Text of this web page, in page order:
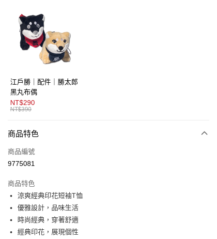
LINE Pay
AFTEE先享後付
【關於「AFTEE先享後付」】
便利好安心！
１．簡單：不需註冊會員、不需綁卡、不需儲值。
２．便利：只要手機號碼，簡訊認證，即可結帳。
３．安心：先確認商品／服務後，再付款。
１．於結帳方式選擇「AFTEE先享後付」後，將跳轉至「AFTEE先享後付」
２．訂單成立數日內，您將收到繳費通知簡訊。
３．收到繳費通知簡訊後14天內，點擊此簡訊中的連結，可透過四大超商／
購買商品的店家。未經商家同意取消之訂單仍視為有效，需透過AFTEE先享
後付繳納相關費用。
※ 交易是否成功請以「AFTEE先享後付 」之結帳頁面顯示為準，若有關於
是否繳費成功／繳費後需取消欲退款等相關疑問，請聯繫「AFTEE先享後付
客戶支援中心」https://netprotections.freshdesk.com/support/home
運送方式
全家取貨付款
免運費
免運費
付款後萊爾富取貨
免運費
7-11取貨付款
江戶勝｜配件｜勝太郎
黑丸布偶
NT$290
NT$390
商品特色
商品編號
9775081
商品特色
涼爽經典印花短袖T恤
優雅設計，品味生活
時尚經典，穿著舒適
經典印花，展現個性